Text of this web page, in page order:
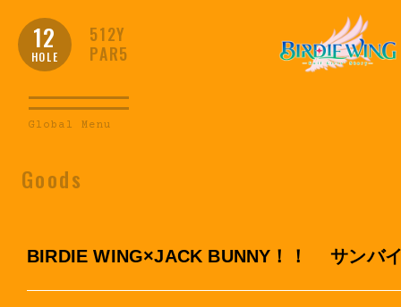
12
HOLE
512Y
PAR5
Global Menu
Goods
BIRDIE WING×JACK BUNNY！！ サンバ